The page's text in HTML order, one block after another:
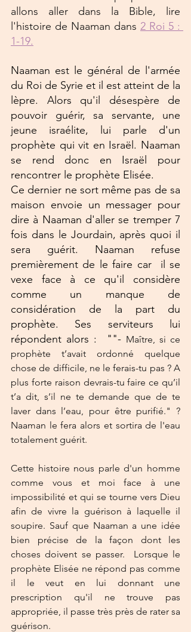
allons aller dans la Bible, lire
l'histoire de Naaman dans 2 Roi 5 :
1-19.
Naaman est le général de l'armée
du Roi de Syrie et il est atteint de la
lèpre. Alors qu'il désespère de
pouvoir guérir, sa servante, une
jeune israélite, lui parle d'un
prophète qui vit en Israël. Naaman
se rend donc en Israël pour
rencontrer le prophète Elisée.
Ce dernier ne sort même pas de sa
maison envoie un messager pour
dire à Naaman d'aller se tremper 7
fois dans le Jourdain, après quoi il
sera guérit. Naaman refuse
premièrement de le faire car  il se
vexe face à ce qu'il considère
comme un manque de
considération de la part du
prophète. Ses serviteurs lui
répondent alors :  ""- Maître, si ce
prophète t’avait ordonné quelque
chose de difficile, ne le ferais-tu pas ? A
plus forte raison devrais-tu faire ce qu’il
t’a dit, s’il ne te demande que de te
laver dans l’eau, pour être purifié." ?
Naaman le fera alors et sortira de l'eau
totalement guérit.
Cette histoire nous parle d'un homme
comme vous et moi face à une
impossibilité et qui se tourne vers Dieu
afin de vivre la guérison à laquelle il
soupire. Sauf que Naaman a une idée
bien précise de la façon dont les
choses doivent se passer.  Lorsque le
prophète Elisée ne répond pas comme
il le veut en lui donnant une
prescription qu'il ne trouve pas
appropriée, il passe très près de rater sa
guérison.